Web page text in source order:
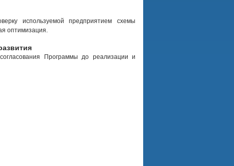
используемой предприятием схемы
оптимизация.
Программы до реализации и